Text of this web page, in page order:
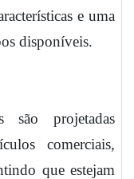
e uma
disponíveis.
são projetadas
comerciais,
que estejam